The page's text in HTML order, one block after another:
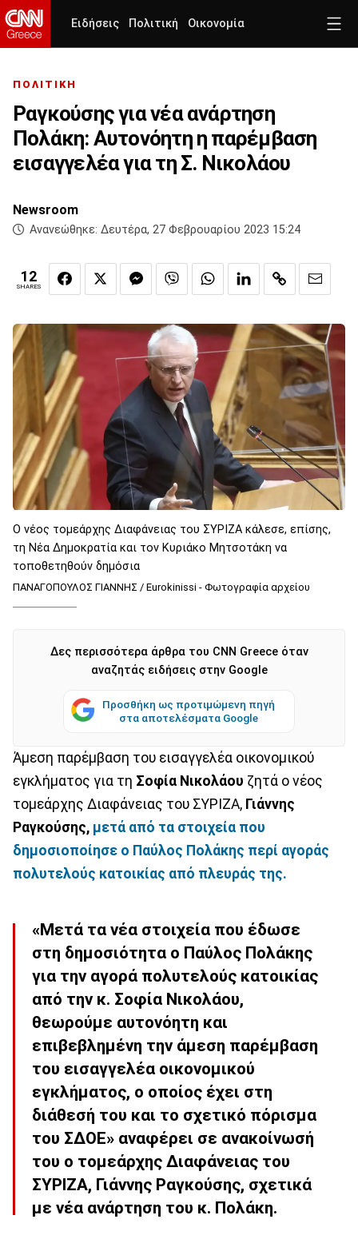
Ειδήσεις Πολιτική Οικονομία
ΠΟΛΙΤΙΚΗ
Ραγκούσης για νέα ανάρτηση
Πολάκη: Αυτονόητη η παρέμβαση
εισαγγελέα για τη Σ. Νικολάου
Newsroom
Ανανεώθηκε: Δευτέρα, 27 Φεβρουαρίου 2023 15:24
12
SHARES
Ο νέος τομεάρχης Διαφάνειας του ΣΥΡΙΖΑ κάλεσε, επίσης,
τη Νέα Δημοκρατία και τον Κυριάκο Μητσοτάκη να
τοποθετηθούν δημόσια
ΠΑΝΑΓΟΠΟΥΛΟΣ ΓΙΑΝΝΗΣ / Eurokinissi - Φωτογραφία αρχείου
Δες περισσότερα άρθρα του CNN Greece όταν
αναζητάς ειδήσεις στην Google
Προσθήκη ως προτιμώμενη πηγή
στα αποτελέσματα Google
Άμεση παρέμβαση του εισαγγελέα οικονομικού
εγκλήματος για τη Σοφία Νικολάου ζητά ο νέος
τομεάρχης Διαφάνειας του ΣΥΡΙΖΑ, Γιάννης
Ραγκούσης, μετά από τα στοιχεία που
δημοσιοποίησε ο Παύλος Πολάκης περί αγοράς
πολυτελούς κατοικίας από πλευράς της.
«Μετά τα νέα στοιχεία που έδωσε
στη δημοσιότητα ο Παύλος Πολάκης
για την αγορά πολυτελούς κατοικίας
από την κ. Σοφία Νικολάου,
θεωρούμε αυτονόητη και
επιβεβλημένη την άμεση παρέμβαση
του εισαγγελέα οικονομικού
εγκλήματος, ο οποίος έχει στη
διάθεσή του και το σχετικό πόρισμα
του ΣΔΟΕ» αναφέρει σε ανακοίνωσή
του ο τομεάρχης Διαφάνειας του
ΣΥΡΙΖΑ, Γιάννης Ραγκούσης, σχετικά
με νέα ανάρτηση του κ. Πολάκη.